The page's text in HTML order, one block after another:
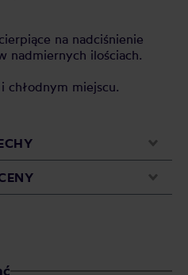
na nadciśnienie
nadmiernych ilościach.
chłodnym miejscu.